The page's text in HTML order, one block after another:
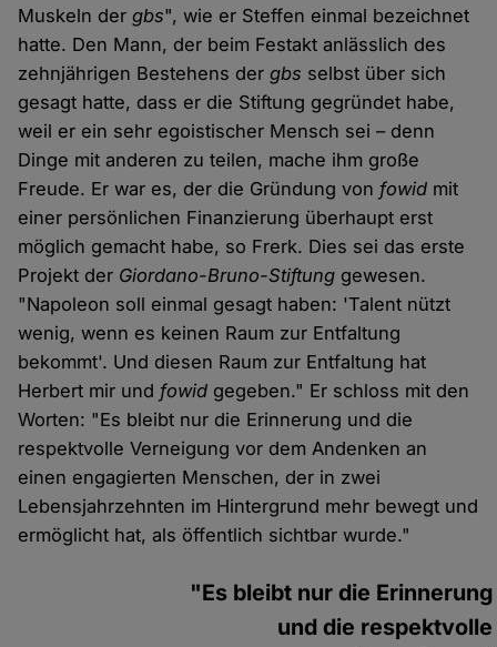
Muskeln dergbs", wie er Steffen einmal bezeichnet
hatte. Den Mann, der beim Festakt anlässlich des
zehnjährigen Bestehens dergbs selbst über sich
gesagt hatte, dass er die Stiftung gegründet habe,
weil er ein sehr egoistischer Mensch sei – denn
Dinge mit anderen zu teilen, mache ihm große
Freude. Er war es, der die Gründung von fowid mit
einer persönlichen Finanzierung überhaupt erst
möglich gemacht habe, so Frerk. Dies sei das erste
Projekt der Giordano-Bruno-Stiftung gewesen.
"Napoleon soll einmal gesagt haben: 'Talent nützt
wenig, wenn es keinen Raum zur Entfaltung
bekommt'. Und diesen Raum zur Entfaltung hat
Herbert mir und fowid gegeben." Er schloss mit den
Worten: "Es bleibt nur die Erinnerung und die
respektvolle Verneigung vor dem Andenken an
einen engagierten Menschen, der in zwei
Lebensjahrzehnten im Hintergrund mehr bewegt und
ermöglicht hat, als öffentlich sichtbar wurde."
"Es bleibt nur die Erinnerung
und die respektvolle